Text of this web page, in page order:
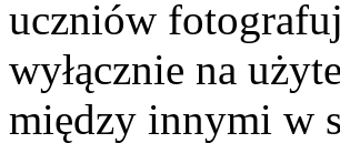
uczniów
wyłącznie na
między innymi w